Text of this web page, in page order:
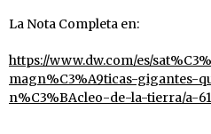
La Nota Completa en:
https://www.dw.com/es/
magn%C3%A9ticas-gigantes-
n%C3%BAcleo-de-la-tierra/a-